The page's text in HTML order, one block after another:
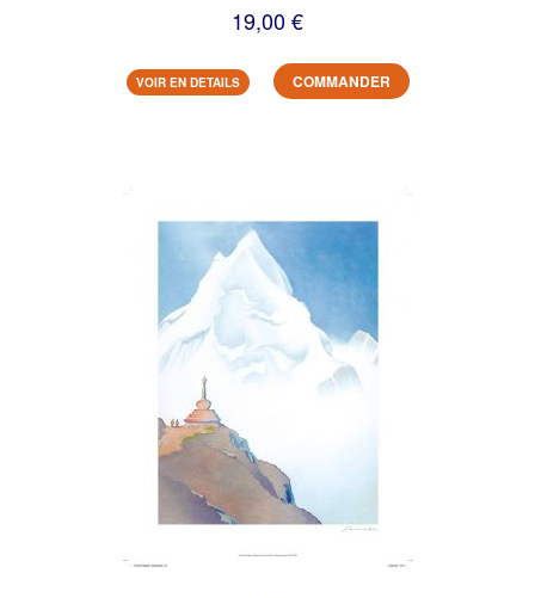
19,00 €
VOIR EN DETAILS COMMANDER